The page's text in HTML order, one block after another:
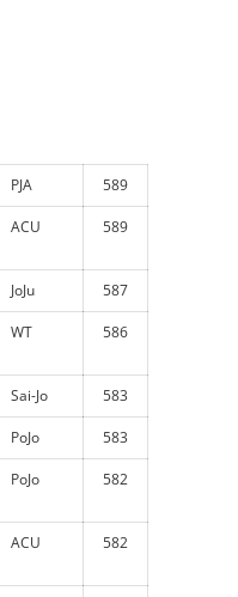
PJA 589
ACU 589
JoJu 587
WT 586
Sai-Jo 583
PoJo 583
PoJo 582
ACU 582